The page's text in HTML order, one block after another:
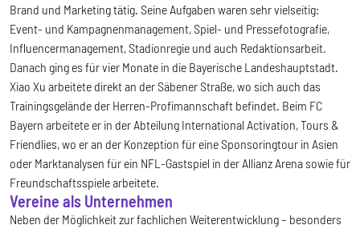
Brand und Marketing tätig. Seine Aufgaben waren sehr vielseitig:
Event- und Kampagnenmanagement, Spiel- und Pressefotografie,
Influencermanagement, Stadionregie und auch Redaktionsarbeit.
Danach ging es für vier Monate in die Bayerische Landeshauptstadt.
Xiao Xu arbeitete direkt an der Säbener Straße, wo sich auch das
Trainingsgelände der Herren-Profimannschaft befindet. Beim FC
Bayern arbeitete er in der Abteilung International Activation, Tours &
Friendlies, wo er an der Konzeption für eine Sponsoringtour in Asien
oder Marktanalysen für ein NFL-Gastspiel in der Allianz Arena sowie für
Freundschaftsspiele arbeitete.
Vereine als Unternehmen
Neben der Möglichkeit zur fachlichen Weiterentwicklung – besonders